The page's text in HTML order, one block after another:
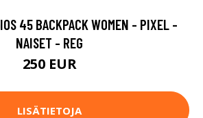
45 BACKPACK WOMEN - PIXEL -
NAISET - REG
250 EUR
LISÄTIETOJA